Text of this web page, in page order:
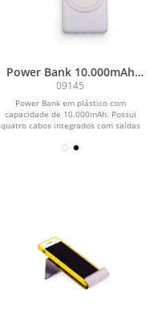
Power Bank 10.000mAh
com Carregamento via
Indução ou via Cabo
09145
Power Bank em plástico com
capacidade de 10.000mAh. Possui
quatro cabos integrados com saídas